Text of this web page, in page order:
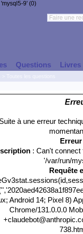
9' (0)
Questions Livres
Suite à une erreur
: Can't connect
'/var/run/
Requête
Android 14; Pixel 8)
Chrome/131.0.0.0